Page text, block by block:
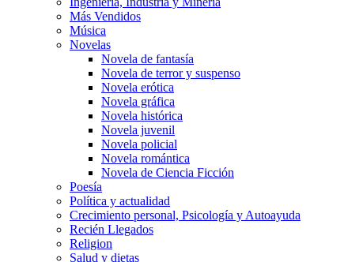
Más Vendidos
Música
Novelas
Novela de fantasía
Novela de terror y suspenso
Novela erótica
Novela gráfica
Novela histórica
Novela juvenil
Novela policial
Novela romántica
Novela de Ciencia Ficción
Poesía
Política y actualidad
Crecimiento personal, Psicología y Autoayuda
Recién Llegados
Religion
Salud y dietas